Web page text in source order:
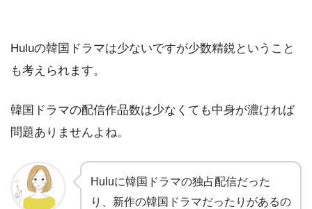
Huluの韓国ドラマは少ないですが少数精鋭ということ
も考えられます。
韓国ドラマの配信作品数は少なくても中身が濃ければ
問題ありませんよね。
Huluに韓国ドラマの独占配信だった
り、新作の韓国ドラマだったりがあるの